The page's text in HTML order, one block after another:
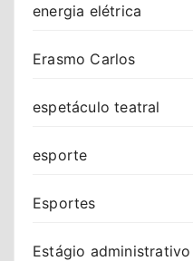
energia elétrica
Erasmo Carlos
espetáculo teatral
esporte
Esportes
Estágio administrativo